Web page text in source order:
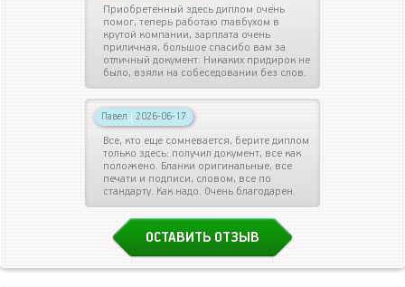
Приобретенный здесь диплом очень
помог, теперь работаю главбухом в
крутой компании, зарплата очень
приличная, большое спасибо вам за
отличный документ. Никаких придирок не
было, взяли на собеседовании без слов.
Павел | 2026-06-17
Все, кто еще сомневается, берите диплом
только здесь: получил документ, все как
положено. Бланки оригинальные, все
печати и подписи, словом, все по
стандарту. Как надо. Очень благодарен.
ОСТАВИТЬ ОТЗЫВ